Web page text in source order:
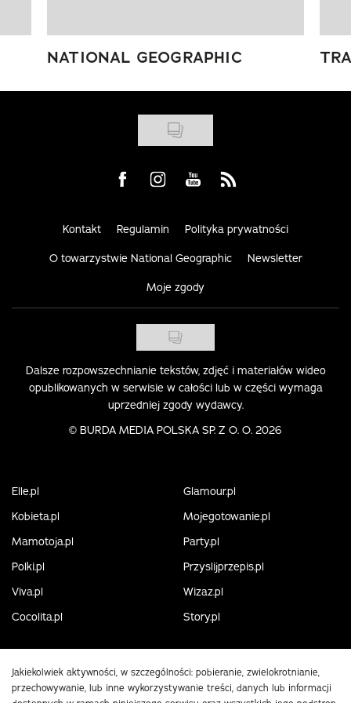
NATIONAL GEOGRAPHIC
Visit us on Facebook
Visit us on Instagram
Visit us on Youtube
Visit us on Rss
Kontakt Regulamin Polityka prywatności
O towarzystwie National Geographic Newsletter
Moje zgody
Dalsze rozpowszechnianie tekstów, zdjęć i materiałów wideo
opublikowanych w serwisie w całości lub w części wymaga
uprzedniej zgody wydawcy.
© BURDA MEDIA POLSKA SP. Z O. O. 2026
Elle.pl
Glamour.pl
Kobieta.pl
Mojegotowanie.pl
Mamotoja.pl
Party.pl
Polki.pl
Przyslijprzepis.pl
Viva.pl
Wizaz.pl
Cocolita.pl
Story.pl
Jakiekolwiek aktywności, w szczególności: pobieranie, zwielokrotnianie,
przechowywanie, lub inne wykorzystywanie treści, danych lub informacji